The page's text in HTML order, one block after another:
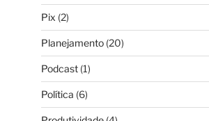
Pix (2)
Planejamento(20)
Podcast(1)
Política (6)